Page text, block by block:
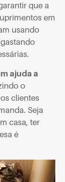
que a
em
usando
ajuda a
o
clientes
Seja
casa, ter
é